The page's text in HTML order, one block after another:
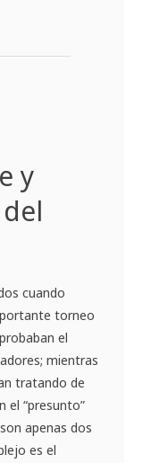
y
cuando
torneo
el
mientras
tratando de
el “presunto”
apenas dos
es el